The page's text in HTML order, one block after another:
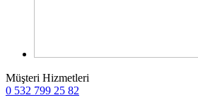
Müşteri Hizmetleri
0 532 799 25 82